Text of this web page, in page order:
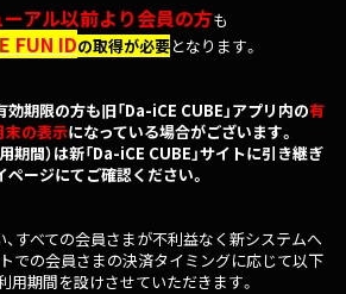
ーアル以前より会員の方も
FUN IDの取得が必要となります。
期限の方も旧「Da-iCE CUBE」アプリ内の有
の表示になっている場合がございます。
期間）は新「Da-iCE CUBE」サイトに引き継ぎ
ページにてご確認ください。
すべての会員さまが不利益なく新システムへ
での会員さまの決済タイミングに応じて以下
用期間を設けさせていただきます。